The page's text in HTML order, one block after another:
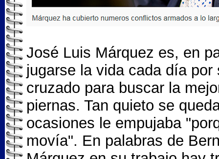
José Luis Márquez es, en
jugarse la vida cada día
cruzado para buscar la
piernas. Tan quieto se
ocasiones le empujaba
movía". En palabras de